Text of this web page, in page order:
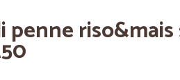
penne riso&mais